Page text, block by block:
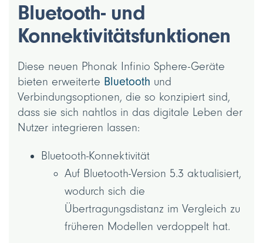
Bluetooth- und
Konnektivitätsfunktionen
Diese neuen Phonak Infinio Sphere-Geräte
bieten erweiterte Bluetooth und
Verbindungsoptionen, die so konzipiert sind,
dass sie sich nahtlos in das digitale Leben der
Nutzer integrieren lassen:
Bluetooth-Konnektivität
Auf Bluetooth-Version 5.3 aktualisiert,
wodurch sich die
Übertragungsdistanz im Vergleich zu
früheren Modellen verdoppelt hat.